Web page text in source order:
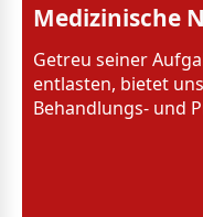
Medizinische
Getreu seiner
entlasten, bietet
Behandlungs- und